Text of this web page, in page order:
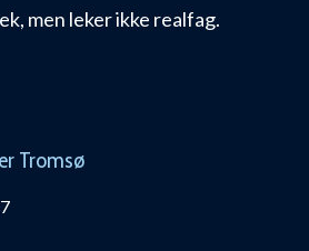
men leker ikke realfag.
Tromsø